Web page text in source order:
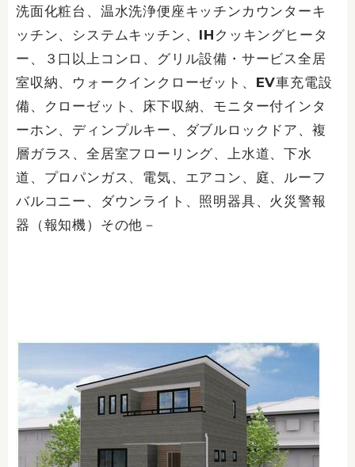
洗面化粧台、温水洗浄便座キッチンカウンターキ
ッチン、システムキッチン、IHクッキングヒータ
ー、３口以上コンロ、グリル設備・サービス全居
室収納、ウォークインクローゼット、EV車充電設
備、クローゼット、床下収納、モニター付インタ
ーホン、ディンプルキー、ダブルロックドア、複
層ガラス、全居室フローリング、上水道、下水
道、プロパンガス、電気、エアコン、庭、ルーフ
バルコニー、ダウンライト、照明器具、火災警報
器（報知機）その他－